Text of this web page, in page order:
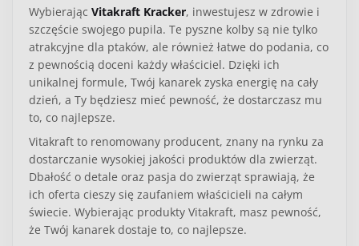
Wybierając Vitakraft Kracker, inwestujesz w zdrowie i
szczęście swojego pupila. Te pyszne kolby są nie tylko
atrakcyjne dla ptaków, ale również łatwe do podania, co
z pewnością doceni każdy właściciel. Dzięki ich
unikalnej formule, Twój kanarek zyska energię na cały
dzień, a Ty będziesz mieć pewność, że dostarczasz mu
to, co najlepsze.
Vitakraft to renomowany producent, znany na rynku za
dostarczanie wysokiej jakości produktów dla zwierząt.
Dbałość o detale oraz pasja do zwierząt sprawiają, że
ich oferta cieszy się zaufaniem właścicieli na całym
świecie. Wybierając produkty Vitakraft, masz pewność,
że Twój kanarek dostaje to, co najlepsze.